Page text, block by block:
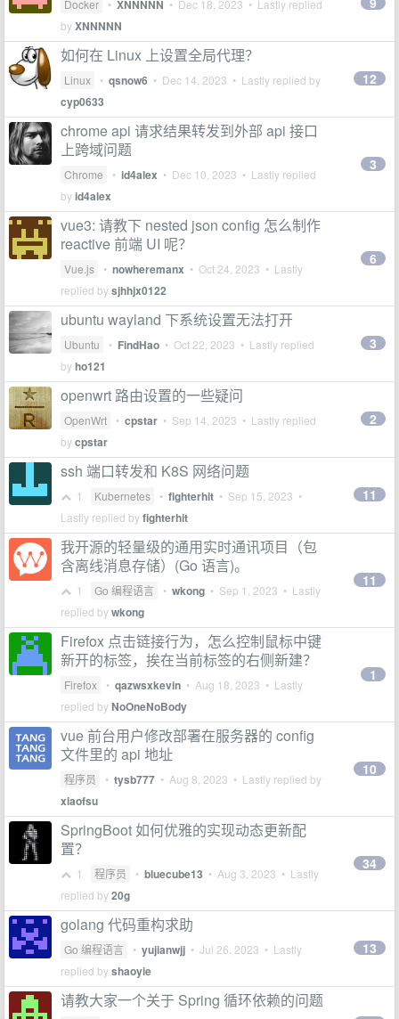
Docker • XNNNNN • Dec 18, 2023 • Lastly replied
byXNNNNN
如何在 Linux 上设置全局代理？
Linux • qsnow6 • Dec 14, 2023 • Lastly replied by
cyp0633
12
chrome api 请求结果转发到外部 api 接口
上跨域问题
Chrome • id4alex • Dec 10, 2023 • Lastly replied
byid4alex
3
vue3: 请教下 nested json config 怎么制作
reactive 前端 UI 呢？
Vue.js • nowheremanx • Oct 24, 2023 • Lastly
replied bysjhhjx0122
6
ubuntu wayland 下系统设置无法打开
Ubuntu • FindHao • Oct 22, 2023 • Lastly replied
byho121
3
openwrt 路由设置的一些疑问
OpenWrt • cpstar • Sep 14, 2023 • Lastly replied
bycpstar
2
ssh 端口转发和 K8S 网络问题
1 Kubernetes • fighterhit • Sep 15, 2023 •
Lastly replied byfighterhit
11
我开源的轻量级的通用实时通讯项目（包
含离线消息存储）(Go 语言)。
1 Go 编程语言 • wkong • Sep 1, 2023 • Lastly
replied bywkong
11
Firefox 点击链接行为，怎么控制鼠标中键
新开的标签，挨在当前标签的右侧新建？
Firefox • qazwsxkevin • Aug 18, 2023 • Lastly
replied byNoOneNoBody
1
vue 前台用户修改部署在服务器的 config
文件里的 api 地址
程序员 • tysb777 • Aug 8, 2023 • Lastly replied by
xiaofsu
10
SpringBoot 如何优雅的实现动态更新配
置？
1 程序员 • bluecube13 • Aug 3, 2023 • Lastly
replied by20g
34
golang 代码重构求助
Go 编程语言 • yujianwjj • Jul 26, 2023 • Lastly
replied byshaoyie
13
请教大家一个关于 Spring 循环依赖的问题